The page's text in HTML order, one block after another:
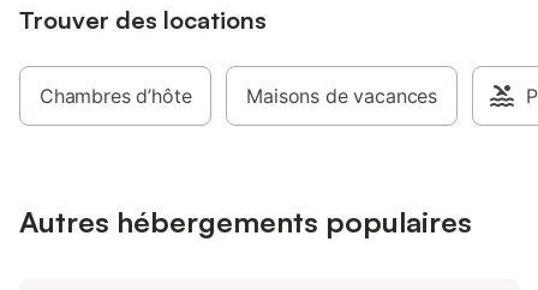
Trouver des locations
Chambres d’hôte Maisons de vacances
Autres hébergements populaires